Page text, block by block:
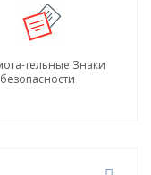
тельные Знаки
безопасности